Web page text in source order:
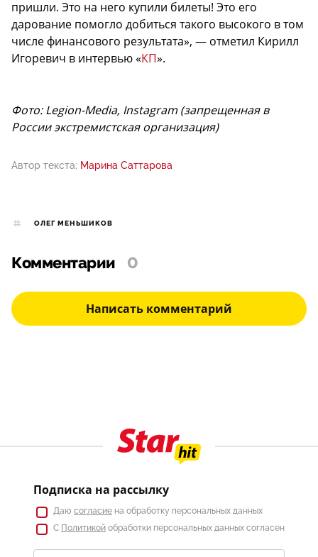
пришли. Это на него купили билеты! Это его
дарование помогло добиться такого высокого в том
числе финансового результата», — отметил Кирилл
Игоревич в интервью «КП».
Фото: Legion-Media, Instagram (запрещенная в
России экстремистская организация)
Автор текста: Марина Саттарова
ОЛЕГ МЕНЬШИКОВ
Комментарии 0
Написать комментарий
Подписка на рассылку
Даю согласие на обработку персональных данных
С Политикой обработки персональных данных согласен